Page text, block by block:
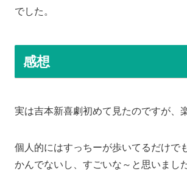
でした。
感想
実は吉本新喜劇初めて見たのですが、
個人的にはすっちーが歩いてるだけで
かんでないし、すごいな～と思いました